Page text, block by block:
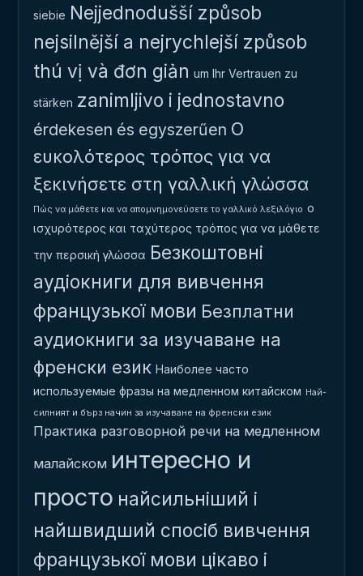
siebie Nejjednodušší způsob
nejsilnější a nejrychlejší způsob
thú vị và đơn giản um Ihr Vertrauen zu
stärken zanimljivo i jednostavno
érdekesen és egyszerűen Ο
ευκολότερος τρόπος για να
ξεκινήσετε στη γαλλική γλώσσα
Πώς να μάθετε και να απομνημονεύσετε το γαλλικό λεξιλόγιο ο
ισχυρότερος και ταχύτερος τρόπος για να μάθετε
την περσική γλώσσα Безкоштовні
аудіокниги для вивчення
французької мови Безплатни
аудиокниги за изучаване на
френски език Наиболее часто
используемые фразы на медленном китайском Най-
силният и бърз начин за изучаване на френски език
Практика разговорной речи на медленном
малайском интересно и
просто найсильніший і
найшвидший спосіб вивчення
французької мови цікаво і